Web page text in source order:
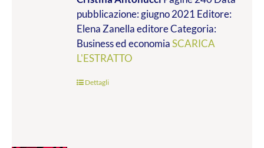
€9.99
a
€28.00
pubblicazione: giugno 2021 Editore:
Elena Zanella editore Categoria:
Business ed economiaSCARICA
L'ESTRATTO
Dettagli